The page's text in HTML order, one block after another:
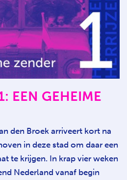
EEN GEHEIME
den Broek arriveert kort na
in deze stad om daar een
te krijgen. In krap vier weken
Nederland vanaf begin